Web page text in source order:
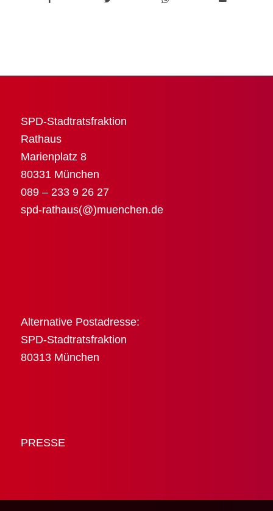
SPD-Stadtratsfraktion
Rathaus
Marienplatz 8
80331 München
089 – 233 9 26 27
spd-rathaus(@)muenchen.de
Alternative Postadresse:
SPD-Stadtratsfraktion
80313 München
PRESSE